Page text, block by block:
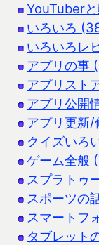
YouTuber
いろいろ
いろいろレ
アプリの事
アプリスト
アプリ公開
アプリ更新
クイズいろ
ゲーム全般
スプラトゥ
スポーツの
スマートフ
タブレット